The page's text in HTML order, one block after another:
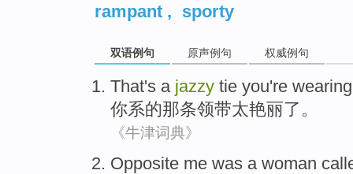
rampant , sporty
双语例句 原声例句 权威例句
That's a jazzy tie you're
你系的那条领带太艳丽了。
《牛津词典》
Opposite me was a woman